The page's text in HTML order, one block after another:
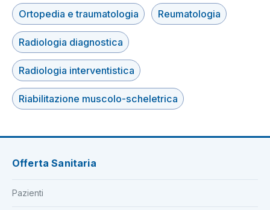
Ortopedia e traumatologia Reumatologia
Radiologia diagnostica
Radiologia interventistica
Riabilitazione muscolo-scheletrica
Offerta Sanitaria
Pazienti